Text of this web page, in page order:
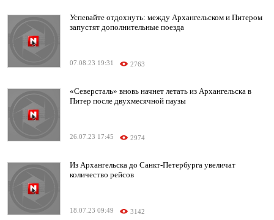
Успевайте отдохнуть: между Архангельском и Питером
запустят дополнительные поезда
07.08.23 19:31 2763
«Северсталь» вновь начнет летать из Архангельска в
Питер после двухмесячной паузы
26.07.23 17:45 2974
Из Архангельска до Санкт-Петербурга увеличат
количество рейсов
18.07.23 09:49 3142